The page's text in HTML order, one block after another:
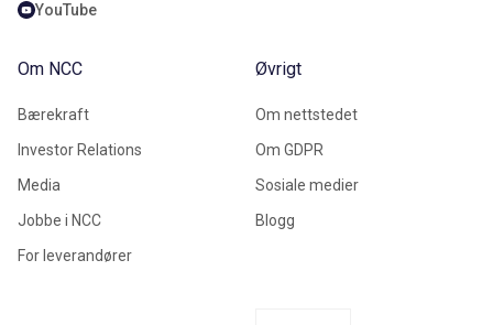
YouTube
Om NCC
Bærekraft
Investor Relations
Media
Jobbe i NCC
For leverandører
Øvrigt
Om nettstedet
Om GDPR
Sosiale medier
Blogg